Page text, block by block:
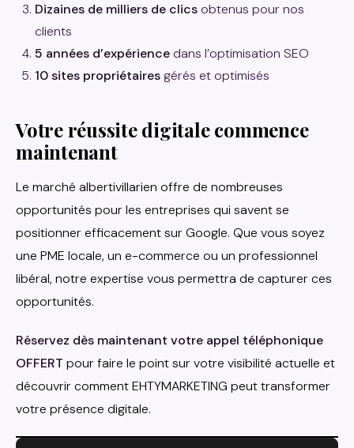
Dizaines de milliers de clicsobtenus pour nos
clients
5 années d’expériencedans l’optimisation SEO
10 sites propriétairesgérés et optimisés
Votre réussite digitale commence
maintenant
Le marché albertivillarien offre de nombreuses
opportunités pour les entreprises qui savent se
positionner efficacement sur Google. Que vous soyez
une PME locale, un e-commerce ou un professionnel
libéral, notre expertise vous permettra de capturer ces
opportunités.
Réservez dès maintenant votre appel téléphonique
OFFERT pour faire le point sur votre visibilité actuelle et
découvrir comment EHTYMARKETING peut transformer
votre présence digitale.